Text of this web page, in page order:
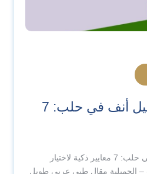
أفضل دكتور تجميل أنف في حلب: 7
أفضل دكتور تجميل أنف في حلب: 7 معايير ذكية لاختيار
– الجميلية مقال طبي عربي طويل